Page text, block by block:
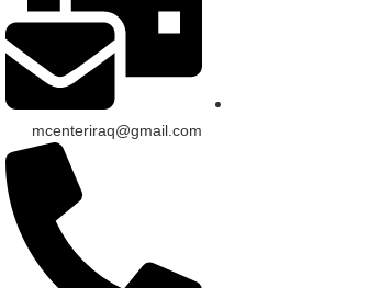
mcenteriraq@gmail.com